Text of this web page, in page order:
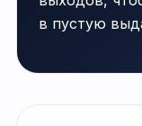
в пустую